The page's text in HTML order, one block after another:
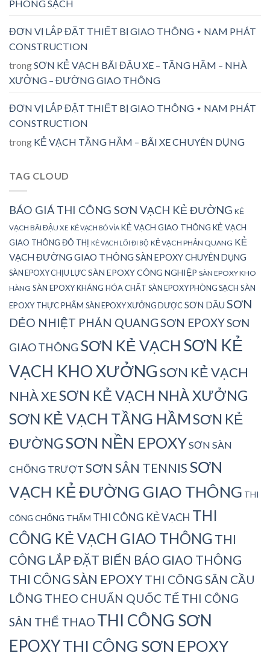
PHÒNG SẠCH
ĐƠN VỊ LẮP ĐẶT THIẾT BỊ GIAO THÔNG ⋆ NAM PHÁT
CONSTRUCTION
trongSƠN KẺ VẠCH BÃI ĐẬU XE – TẦNG HẦM – NHÀ
XƯỞNG – ĐƯỜNG GIAO THÔNG
ĐƠN VỊ LẮP ĐẶT THIẾT BỊ GIAO THÔNG ⋆ NAM PHÁT
CONSTRUCTION
trong KẺ VẠCH TẦNG HẦM – BÃI XE CHUYÊN DỤNG
TAG CLOUD
BÁO GIÁ THI CÔNG SƠN VẠCH KẺ ĐƯỜNG KẺ
VẠCH BÃI ĐẬU XE KẺ VẠCH BÓ VỈA KẺ VẠCH GIAO THÔNG KẺ VẠCH
GIAO THÔNG ĐÔ THỊ KẺ VẠCH LỐI ĐI BỘ KẺ VẠCH PHẢN QUANG KẺ
VẠCH ĐƯỜNG GIAO THÔNG SÀN EPOXY CHUYÊN DỤNG
SÀN EPOXY CHỊU LỰCSÀN EPOXY CÔNG NGHIỆP SÀN EPOXY KHO
HÀNG SÀN EPOXY KHÁNG HÓA CHẤT SÀN EPOXY PHÒNG SẠCH SÀN
EPOXY THỰC PHẨM SÀN EPOXY XƯỞNG DƯỢCSƠN DẦU SƠN
DẺO NHIỆT PHẢN QUANGSƠN EPOXYSƠN
GIAO THÔNG SƠN KẺ VẠCH SƠN KẺ
VẠCH KHO XƯỞNGSƠN KẺ VẠCH
NHÀ XESƠN KẺ VẠCH NHÀ XƯỞNG
SƠN KẺ VẠCH TẦNG HẦMSƠN KẺ
ĐƯỜNGSƠN NỀN EPOXYSƠN SÀN
CHỐNG TRƯỢT SƠN SÂN TENNIS SƠN
VẠCH KẺ ĐƯỜNG GIAO THÔNG THI
CÔNG CHỐNG THẤM THI CÔNG KẺ VẠCH THI
CÔNG KẺ VẠCH GIAO THÔNG THI
CÔNG LẮP ĐẶT BIỂN BÁO GIAO THÔNG
THI CÔNG SÀN EPOXYTHI CÔNG SÂN CẦU
LÔNG THEO CHUẨN QUỐC TẾ THI CÔNG
SÂN THỂ THAO THI CÔNG SƠN
EPOXYTHI CÔNG SƠN EPOXY